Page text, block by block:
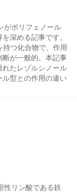
がポリフェノール
深める記事です。
つ化合物で、作用
が一般的。本記事
たレゾルシノール
型との作用の違い
性リン酸である鉄